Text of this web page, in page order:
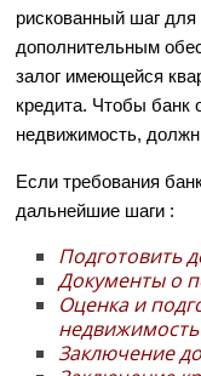
рискованный шаг
дополнительным
залог имеющейся
кредита. Чтобы банк
недвижимость,
Если требования
дальнейшие шаги :
Подготовить
Документы о
Оценка и
недвижимость
Заключение